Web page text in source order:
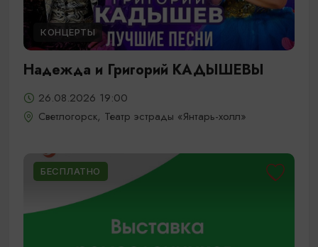
КОНЦЕРТЫ
Надежда и Григорий КАДЫШЕВЫ
26.08.2026 19:00
Светлогорск, Театр эстрады «Янтарь-холл»
БЕСПЛАТНО